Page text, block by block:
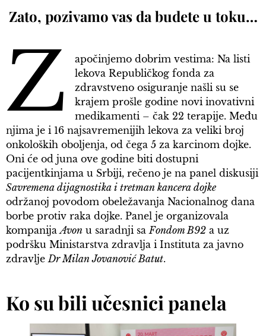
Zato, pozivamo vas da budete u toku…
Z
apočinjemo dobrim vestima: Na listi
lekova Republičkog fonda za
zdravstveno osiguranje našli su se
krajem prošle godine novi inovativni
medikamenti – čak 22 terapije. Među
njima je i 16 najsavremenijih lekova za veliki broj
onkoloških oboljenja, od čega 5 za karcinom dojke.
Oni će od juna ove godine biti dostupni
pacijentkinjama u Srbiji, rečeno je na panel diskusiji
Savremena dijagnostika i tretman kancera dojke
održanoj povodom obeležavanja Nacionalnog dana
borbe protiv raka dojke. Panel je organizovala
kompanija Avon u saradnji sa Fondom B92 a uz
podršku Ministarstva zdravlja i Instituta za javno
zdravlje Dr Milan Jovanović Batut.
Ko su bili učesnici panela